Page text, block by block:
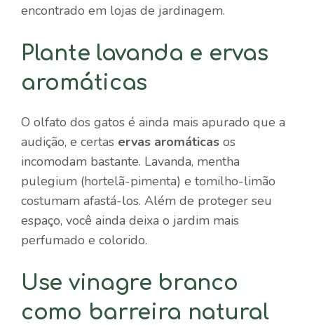
encontrado em lojas de jardinagem.
Plante lavanda e ervas
aromáticas
O olfato dos gatos é ainda mais apurado que a
audição, e certas ervas aromáticas os
incomodam bastante. Lavanda, mentha
pulegium (hortelã-pimenta) e tomilho-limão
costumam afastá-los. Além de proteger seu
espaço, você ainda deixa o jardim mais
perfumado e colorido.
Use vinagre branco
como barreira natural